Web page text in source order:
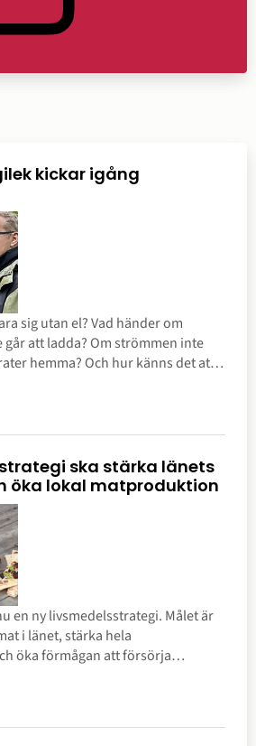
kickar igång
el? Vad händer om
att ladda? Om strömmen inte
hemma? Och hur känns det att
ska stärka länets
öka lokal matproduktion
en ny livsmedelsstrategi. Målet är
i länet, stärka hela
öka förmågan att försörja